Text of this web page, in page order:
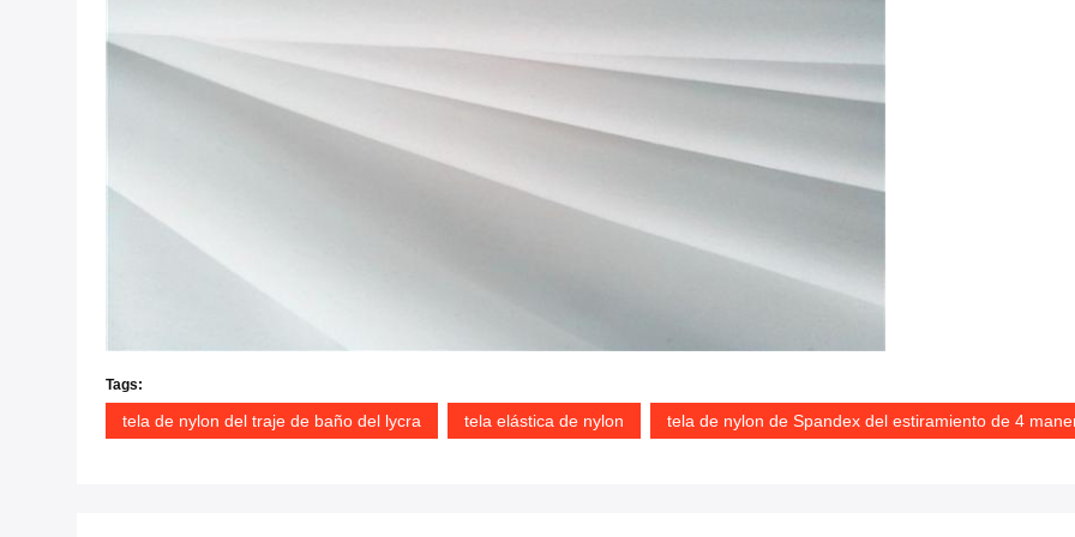
Tags:
tela de nylon del traje de baño del lycra tela elástica de nylon tela de nylon de Spandex del estiramiento de 4